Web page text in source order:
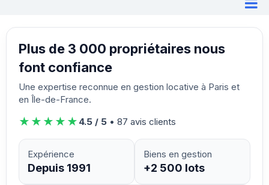
Plus de 3 000 propriétaires nous
font confiance
Une expertise reconnue en gestion locative à Paris et
en Île-de-France.
★★★★★ 4.5 / 5 • 87 avis clients
Expérience
Depuis 1991
Biens en gestion
+2 500 lots